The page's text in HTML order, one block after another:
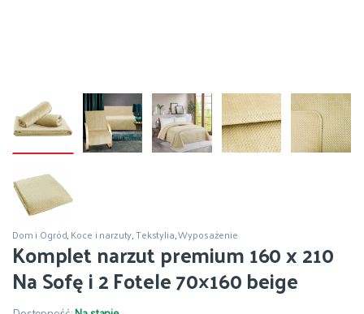
Dom i Ogród,Koce i narzuty,Tekstylia,Wyposażenie
Komplet narzut premium 160 x 210
Na Sofę i 2 Fotele 70×160 beige